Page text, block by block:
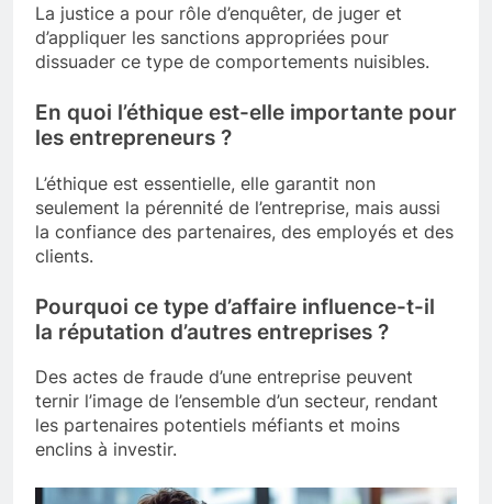
La justice a pour rôle d’enquêter, de juger et
d’appliquer les sanctions appropriées pour
dissuader ce type de comportements nuisibles.
En quoi l’éthique est-elle importante pour
les entrepreneurs ?
L’éthique est essentielle, elle garantit non
seulement la pérennité de l’entreprise, mais aussi
la confiance des partenaires, des employés et des
clients.
Pourquoi ce type d’affaire influence-t-il
la réputation d’autres entreprises ?
Des actes de fraude d’une entreprise peuvent
ternir l’image de l’ensemble d’un secteur, rendant
les partenaires potentiels méfiants et moins
enclins à investir.